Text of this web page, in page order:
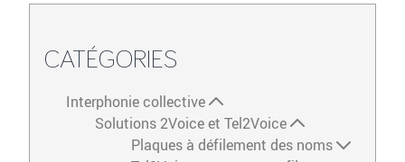
CATÉGORIES
Interphonie collective
Solutions 2Voice et Tel2Voice
Plaques à défilement des noms